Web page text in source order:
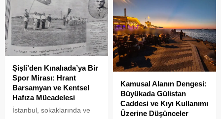
Şişli’den Kınalıada’ya Bir
Spor Mirası: Hrant
Barsamyan ve Kentsel
Hafıza Mücadelesi
İstanbul, sokaklarında ve
Kamusal Alanın Dengesi:
Büyükada Gülistan
Caddesi ve Kıyı Kullanımı
Üzerine Düşünceler